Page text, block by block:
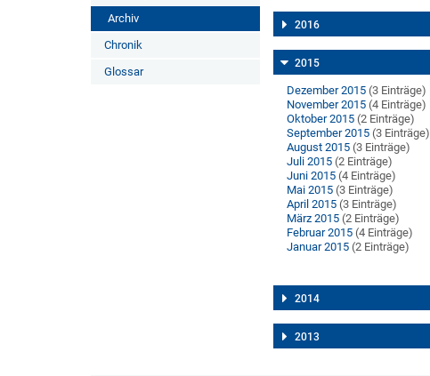
Archiv
Chronik
Glossar
2016
2015
Dezember 2015 (3 Einträge)
November 2015 (4 Einträge)
Oktober 2015 (2 Einträge)
September 2015 (3 Einträge)
August 2015 (3 Einträge)
Juli 2015 (2 Einträge)
Juni 2015 (4 Einträge)
Mai 2015 (3 Einträge)
April 2015 (3 Einträge)
März 2015 (2 Einträge)
Februar 2015 (4 Einträge)
Januar 2015 (2 Einträge)
2014
2013